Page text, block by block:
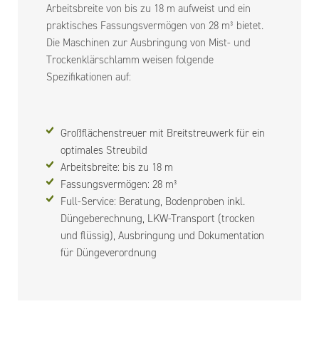
Arbeitsbreite von bis zu 18 m aufweist und ein
praktisches Fassungsvermögen von 28 m³ bietet.
Die Maschinen zur Ausbringung von Mist- und
Trockenklärschlamm weisen folgende
Spezifikationen auf:
Großflächenstreuer mit Breitstreuwerk für ein
optimales Streubild
Arbeitsbreite: bis zu 18 m
Fassungsvermögen: 28 m³
Full-Service: Beratung, Bodenproben inkl.
Düngeberechnung, LKW-Transport (trocken
und flüssig), Ausbringung und Dokumentation
für Düngeverordnung